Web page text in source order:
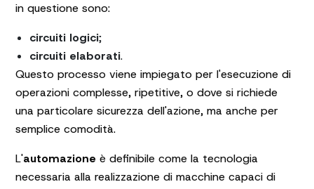
in questione sono:
circuiti logici;
circuiti elaborati.
Questo processo viene impiegato per l'esecuzione di
operazioni complesse, ripetitive, o dove si richiede
una particolare sicurezza dell'azione, ma anche per
semplice comodità.
L'automazione è definibile come la tecnologia
necessaria alla realizzazione di macchine capaci di